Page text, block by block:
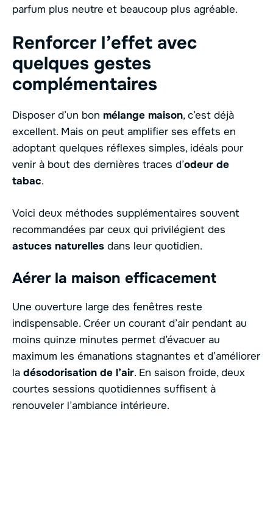
parfum plus neutre et beaucoup plus agréable.
Renforcer l’effet avec
quelques gestes
complémentaires
Disposer d’un bon mélange maison, c’est déjà
excellent. Mais on peut amplifier ses effets en
adoptant quelques réflexes simples, idéals pour
venir à bout des dernières traces d’odeur de
tabac.
Voici deux méthodes supplémentaires souvent
recommandées par ceux qui privilégient des
astuces naturelles dans leur quotidien.
Aérer la maison efficacement
Une ouverture large des fenêtres reste
indispensable. Créer un courant d’air pendant au
moins quinze minutes permet d’évacuer au
maximum les émanations stagnantes et d’améliorer
la désodorisation de l’air. En saison froide, deux
courtes sessions quotidiennes suffisent à
renouveler l’ambiance intérieure.